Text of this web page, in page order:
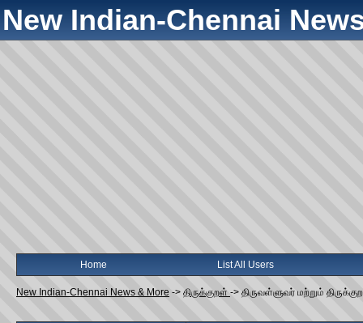
New Indian-Chennai
Home List All Users
New Indian-Chennai News & More -> திருக்குறள் -> திருவள்ளுவர் மற்றும்